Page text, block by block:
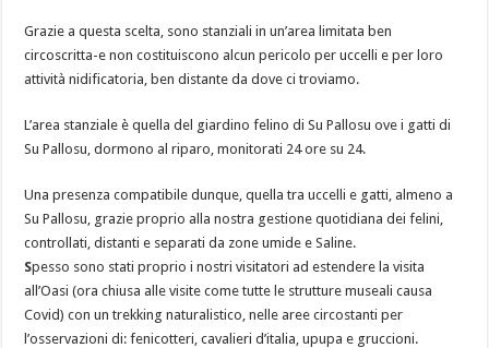
Grazie a questa scelta, sono stanziali in un’area limitata ben
circoscritta-e non costituiscono alcun pericolo per uccelli e per loro
attività nidificatoria, ben distante da dove ci troviamo.
L’area stanziale è quella del giardino felino di Su Pallosu ove i gatti di
Su Pallosu, dormono al riparo, monitorati 24 ore su 24.
Una presenza compatibile dunque, quella tra uccelli e gatti, almeno a
Su Pallosu, grazie proprio alla nostra gestione quotidiana dei felini,
controllati, distanti e separati da zone umide e Saline.
Spesso sono stati proprio i nostri visitatori ad estendere la visita
all’Oasi (ora chiusa alle visite come tutte le strutture museali causa
Covid) con un trekking naturalistico, nelle aree circostanti per
l’osservazioni di: fenicotteri, cavalieri d’italia, upupa e gruccioni.